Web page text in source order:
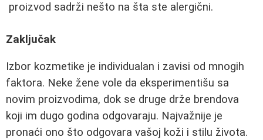
proizvod sadrži nešto na šta ste alergični.
Zaključak
Izbor kozmetike je individualan i zavisi od mnogih
faktora. Neke žene vole da eksperimentišu sa
novim proizvodima, dok se druge drže brendova
koji im dugo godina odgovaraju. Najvažnije je
pronaći ono što odgovara vašoj koži i stilu života.